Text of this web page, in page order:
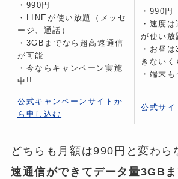
・ 990円
・LINEが使い放題（メッセ
ージ、通話）
・3GBまでなら超高速通信
が可能
・今ならキャンペーン実施
中!!
・990円
・速度
が使い放
・お昼
きないく
・端末
公式キャンペーンサイトか
ら申し込む
公式サイ
どちらも月額は990円と変わら
速通信ができてデータ量3GB